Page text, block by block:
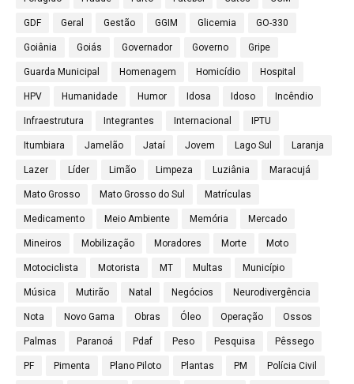
GDF Geral Gestão GGIM Glicemia GO-330
Goiânia Goiás Governador Governo Gripe
Guarda Municipal Homenagem Homicídio Hospital
HPV Humanidade Humor Idosa Idoso Incêndio
Infraestrutura Integrantes Internacional IPTU
Itumbiara Jamelão Jataí Jovem Lago Sul Laranja
Lazer Líder Limão Limpeza Luziânia Maracujá
Mato Grosso Mato Grosso do Sul Matrículas
Medicamento Meio Ambiente Memória Mercado
Mineiros Mobilização Moradores Morte Moto
Motociclista Motorista MT Multas Município
Música Mutirão Natal Negócios Neurodivergência
Nota Novo Gama Obras Óleo Operação Ossos
Palmas Paranoá Pdaf Peso Pesquisa Pêssego
PF Pimenta Plano Piloto Plantas PM Polícia Civil